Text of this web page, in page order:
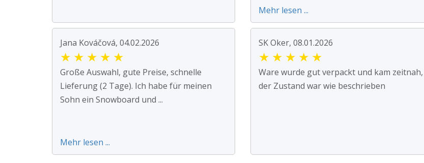
Mehr lesen ...
Jana Kováčová, 04.02.2026
★ ★ ★ ★ ★
Große Auswahl, gute Preise, schnelle
Lieferung (2 Tage). Ich habe für meinen
Sohn ein Snowboard und ...
Mehr lesen ...
SK Oker, 08.01.2026
★ ★ ★ ★ ★
Ware wurde gut verpackt und kam zeitnah,
der Zustand war wie beschrieben